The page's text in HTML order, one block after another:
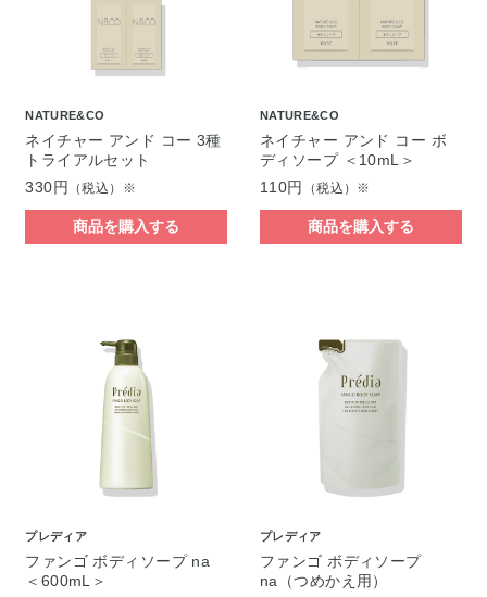
NATURE&CO
ネイチャー アンド コー 3種
トライアルセット
330円
（税込）※
商品を購入する
NATURE&CO
ネイチャー アンド コー ボ
ディソープ ＜10mL＞
110円
（税込）※
商品を購入する
プレディア
ファンゴ ボディソープ na
＜600mL＞
プレディア
ファンゴ ボディソープ
na（つめかえ用）